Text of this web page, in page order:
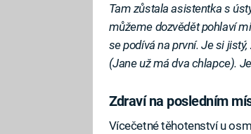
Tam zůstala asistentka s
můžeme dozvědět pohlaví
se podívá na první. Je si
(Jane už má dva chlapce).
Zdraví na posledním
Vícečetné těhotenství u